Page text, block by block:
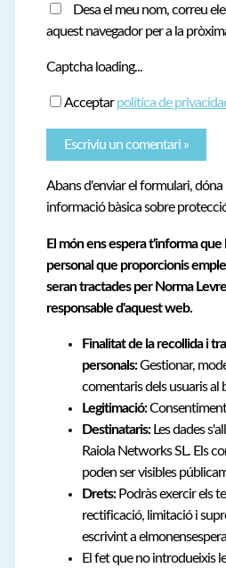
Desa el meu nom, correu
aquest navegador per a la
Captcha loading...
Acceptarpolítica de
Abans d'enviar el formulari, dóna
informació bàsica sobre
El món ens espera t'informa
personal que proporcionis
seran tractades per Norma
responsable d'aquest web.
Finalitat de la recollida i
personals:Gestionar,
comentaris dels usuaris al
Legitimació:
Destinataris:Les dades
Raiola Networks SL. Els
poden ser visibles
Drets:Podràs exercir els
rectificació, limitació i
escrivint a
El fet que no introdueixis